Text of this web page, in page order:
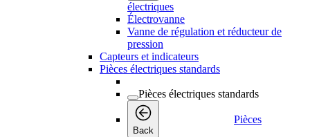
électriques
Électrovanne
Vanne de régulation et réducteur de
pression
Capteurs et indicateurs
Pièces électriques standards
Pièces électriques standards
Back
Pièces